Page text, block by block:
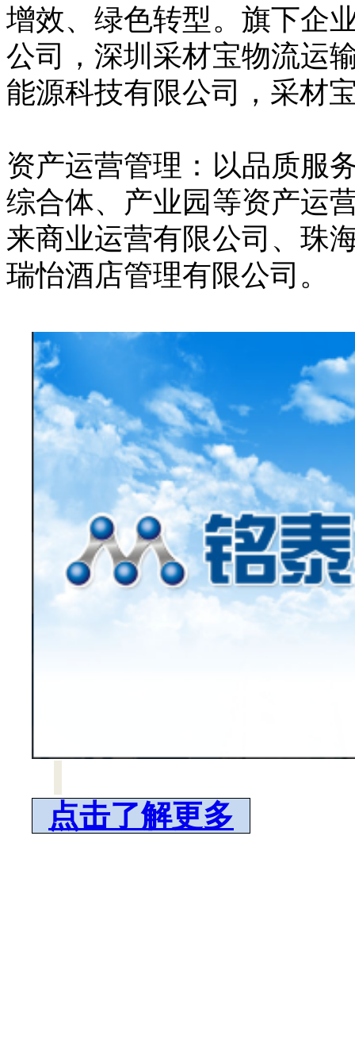
增效、绿色转型。旗下企
公司，深圳采材宝物流运
能源科技有限公司，采材
资产运营管理：以品质服
综合体、产业园等资产运
来商业运营有限公司、珠
瑞怡酒店管理有限公司。
点击了解更多